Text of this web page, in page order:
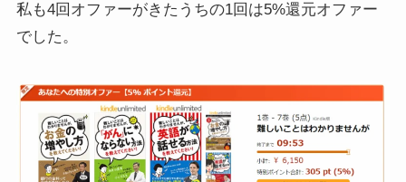
私も4回オファーがきたうちの1回は5%還元オファー
でした。